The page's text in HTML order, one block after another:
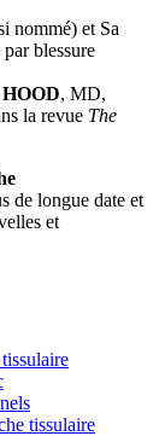
nommé) et Sa
blessure
, MD,
la revue The
de longue date et
et
tissulaire